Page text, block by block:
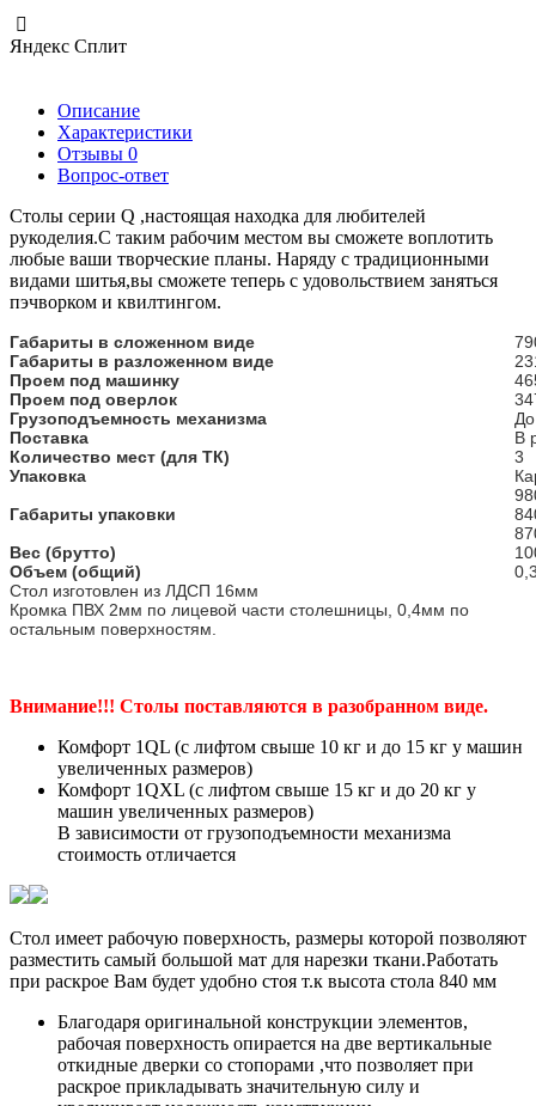
Яндекс Сплит
Описание
Характеристики
Отзывы 0
Вопрос-ответ
Столы серии Q ,настоящая находка для любителей
рукоделия.С таким рабочим местом вы сможете воплотить
любые ваши творческие планы. Наряду с традиционными
видами шитья,вы сможете теперь с удовольствием заняться
пэчворком и квилтингом.
Габариты в сложенном виде
Габариты в разложенном виде
Проем под машинку
Проем под оверлок
Грузоподъемность механизма
До
Поставка
В
Количество мест (для ТК)
3
Упаковка
Габариты упаковки
Вес (брутто)
Объем (общий)
Стол изготовлен из ЛДСП 16мм
Кромка ПВХ 2мм по лицевой части столешницы, 0,4мм по
остальным поверхностям.
Внимание!!! Столы поставляются в разобранном виде.
Комфорт 1QL (с лифтом свыше 10 кг и до 15 кг у машин
увеличенных размеров)
Комфорт 1QXL (с лифтом свыше 15 кг и до 20 кг у
машин увеличенных размеров)
В зависимости от грузоподъемности механизма
стоимость отличается
Стол имеет рабочую поверхность, размеры которой позволяют
разместить самый большой мат для нарезки ткани.Работать
при раскрое Вам будет удобно стоя т.к высота стола 840 мм
Благодаря оригинальной конструкции элементов,
рабочая поверхность опирается на две вертикальные
откидные дверки со стопорами ,что позволяет при
раскрое прикладывать значительную силу и